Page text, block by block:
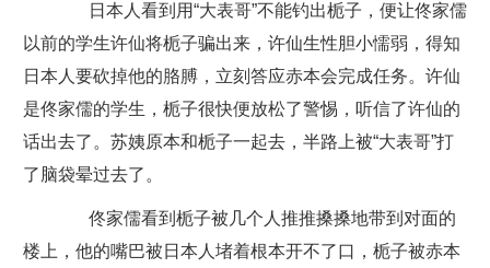
日本人看到用“大表哥”不能钓出栀子，便让佟家儒
以前的学生许仙将栀子骗出来，许仙生性胆小懦弱，得知
日本人要砍掉他的胳膊，立刻答应赤本会完成任务。许仙
是佟家儒的学生，栀子很快便放松了警惕，听信了许仙的
话出去了。苏姨原本和栀子一起去，半路上被“大表哥”打
了脑袋晕过去了。
佟家儒看到栀子被几个人推推搡搡地带到对面的
楼上，他的嘴巴被日本人堵着根本开不了口，栀子被赤本